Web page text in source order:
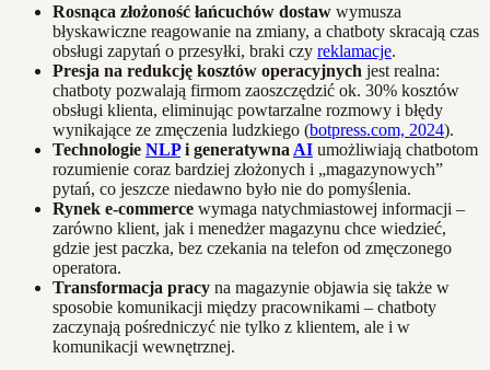
Rosnąca złożoność łańcuchów dostaw wymusza
błyskawiczne reagowanie na zmiany, a chatboty skracają czas
obsługi zapytań o przesyłki, braki czy reklamacje.
Presja na redukcję kosztów operacyjnych jest realna:
chatboty pozwalają firmom zaoszczędzić ok. 30% kosztów
obsługi klienta, eliminując powtarzalne rozmowy i błędy
wynikające ze zmęczenia ludzkiego (botpress.com, 2024).
Technologie NLPi generatywna AI umożliwiają chatbotom
rozumienie coraz bardziej złożonych i „magazynowych”
pytań, co jeszcze niedawno było nie do pomyślenia.
Rynek e-commerce wymaga natychmiastowej informacji –
zarówno klient, jak i menedżer magazynu chce wiedzieć,
gdzie jest paczka, bez czekania na telefon od zmęczonego
operatora.
Transformacja pracy na magazynie objawia się także w
sposobie komunikacji między pracownikami – chatboty
zaczynają pośredniczyć nie tylko z klientem, ale i w
komunikacji wewnętrznej.